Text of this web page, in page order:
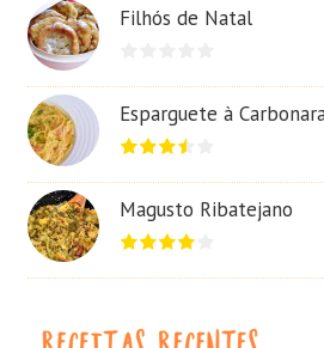
Filhós de Natal
Esparguete à
Magusto Ribatejano